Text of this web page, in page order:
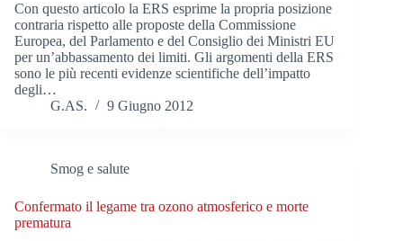
Con questo articolo la ERS esprime la propria posizione
contraria rispetto alle proposte della Commissione
Europea, del Parlamento e del Consiglio dei Ministri EU
per un’abbassamento dei limiti. Gli argomenti della ERS
sono le più recenti evidenze scientifiche dell’impatto
degli…
G.AS.
9 Giugno 2012
Smog e salute
Confermato il legame tra ozono atmosferico e morte
prematura